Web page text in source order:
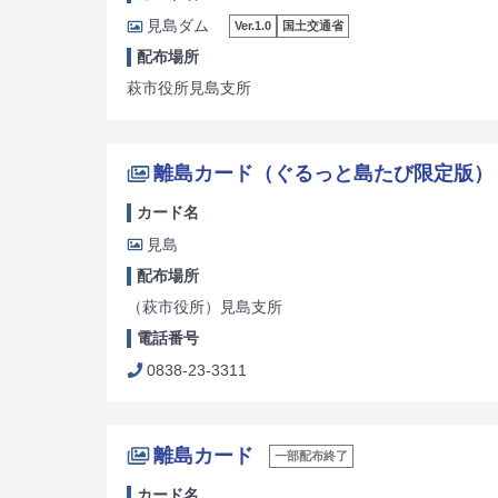
見島ダム
Ver.1.0 国土交通省
配布場所
萩市役所見島支所
離島カード（ぐるっと島たび限定版）
カード名
見島
配布場所
（萩市役所）見島支所
電話番号
0838-23-3311
離島カード 一部配布終了
カード名